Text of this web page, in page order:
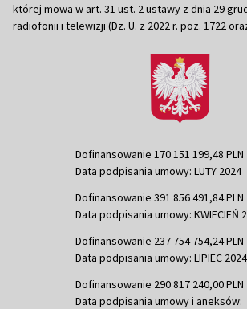
której mowa w art. 31 ust. 2 ustawy z dnia 29
radiofonii i telewizji (Dz. U. z 2022 r. poz. 1722
Dofinansowanie 170 151 199,48 PLN
Data podpisania umowy: LUTY 2024
Dofinansowanie 391 856 491,84 PLN
Data podpisania umowy: KWIECIEŃ
Dofinansowanie 237 754 754,24 PLN
Data podpisania umowy: LIPIEC 2024
Dofinansowanie 290 817 240,00 PLN
Data podpisania umowy i aneksów: